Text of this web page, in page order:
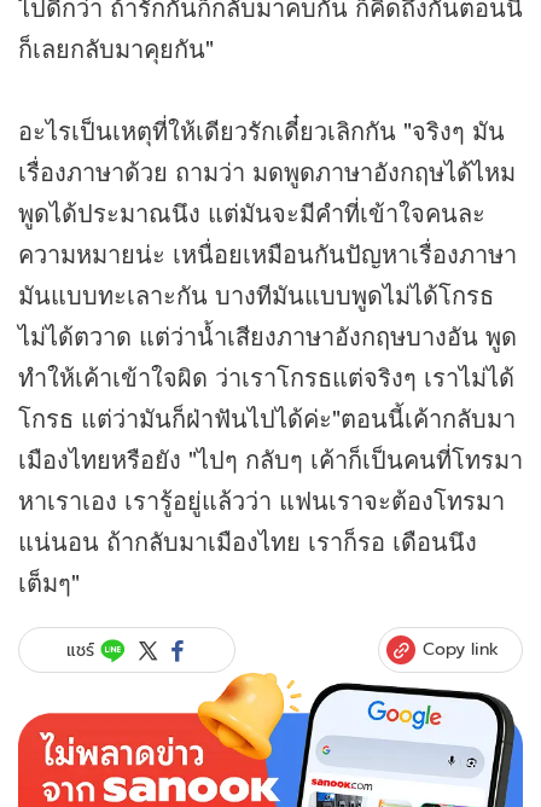
ก็เลยกลับมาคุยกัน"
อะไรเป็นเหตุที่ให้เดียวรักเดี๋ยวเลิกกัน "จริงๆ มัน
เรื่องภาษาด้วย ถามว่า มดพูดภาษาอังกฤษได้ไหม
พูดได้ประมาณนึง แต่มันจะมีคำที่เข้าใจคนละ
ความหมายน่ะ เหนื่อยเหมือนกันปัญหาเรื่องภาษา
มันแบบทะเลาะกัน บางทีมันแบบพูดไม่ได้โกรธ
ไม่ได้ตวาด แต่ว่าน้ำเสียงภาษาอังกฤษบางอัน พูด
ทำให้เค้าเข้าใจผิด ว่าเราโกรธแต่จริงๆ เราไม่ได้
โกรธ แต่ว่ามันก็ฝ่าฟันไปได้ค่ะ"ตอนนี้เค้ากลับมา
เมืองไทยหรือยัง "ไปๆ กลับๆ เค้าก็เป็นคนที่โทรมา
หาเราเอง เรารู้อยู่แล้วว่า แฟนเราจะต้องโทรมา
แน่นอน ถ้ากลับมาเมืองไทย เราก็รอ เดือนนึง
เต็มๆ"
แชร์ Copy link